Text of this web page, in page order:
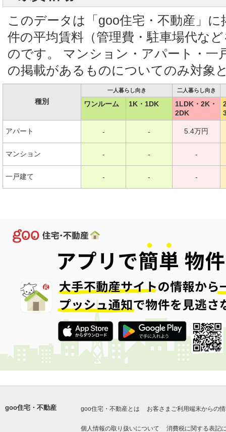
このデータは「goo住宅・不動産」
件の平均賃料（管理費・駐車場代な
のです。 マンション・アパート・一
の掲載があるものについてのみ対象
種別
一人暮らし向き 二人暮らし向き
ワンルーム 1K・1DK
1LDK・2K・
2DK
アパート - - 5.4万円
マンション - - -
一戸建て - - -
goo住宅・不動産 goo住宅・不動産とは お客さまご利用端末からの
個人情報の取り扱いについて 消費税に関する表記